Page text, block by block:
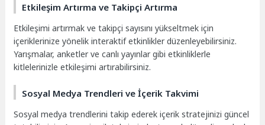
Etkileşim Artırma ve Takipçi Artırma
Etkileşimi artırmak ve takipçi sayısını yükseltmek için
içeriklerinize yönelik interaktif etkinlikler düzenleyebilirsiniz.
Yarışmalar, anketler ve canlı yayınlar gibi etkinliklerle
kitlelerinizle etkileşimi artırabilirsiniz.
Sosyal Medya Trendleri ve İçerik Takvimi
Sosyal medya trendlerini takip ederek içerik stratejinizi güncel